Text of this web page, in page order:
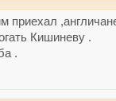
приехал
Кишиневу .
.